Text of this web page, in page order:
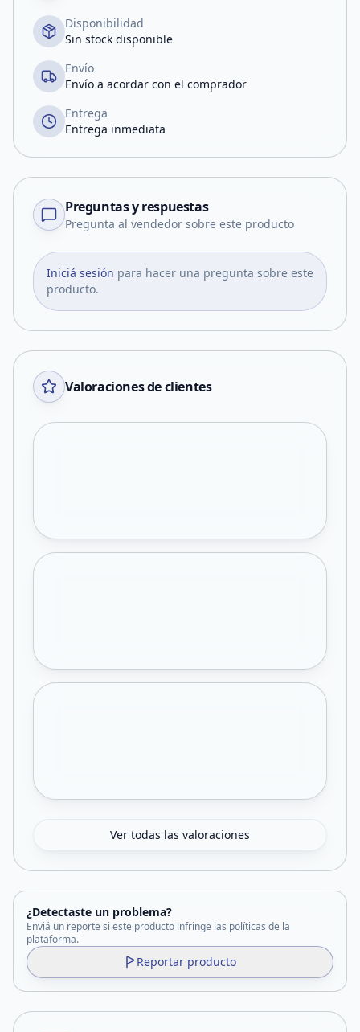
Disponibilidad
Sin stock disponible
Envío
Envío a acordar con el comprador
Entrega
Entrega inmediata
Preguntas y respuestas
Pregunta al vendedor sobre este producto
Iniciá sesión para hacer una pregunta sobre este
producto.
Valoraciones de clientes
Ver todas las valoraciones
¿Detectaste un problema?
Enviá un reporte si este producto infringe las políticas de la
plataforma.
Reportar producto